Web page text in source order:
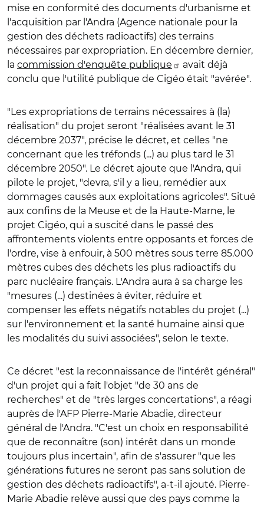
mise en conformité des documents d'urbanisme et
l'acquisition par l'Andra (Agence nationale pour la
gestion des déchets radioactifs) des terrains
nécessaires par expropriation. En décembre dernier,
la commission d'enquête publique
avait déjà
conclu que l'utilité publique de Cigéo était "avérée".
"Les expropriations de terrains nécessaires à (la)
réalisation" du projet seront "réalisées avant le 31
décembre 2037", précise le décret, et celles "ne
concernant que les tréfonds (...) au plus tard le 31
décembre 2050". Le décret ajoute que l'Andra, qui
pilote le projet, "devra, s'il y a lieu, remédier aux
dommages causés aux exploitations agricoles". Situé
aux confins de la Meuse et de la Haute-Marne, le
projet Cigéo, qui a suscité dans le passé des
affrontements violents entre opposants et forces de
l'ordre, vise à enfouir, à 500 mètres sous terre 85.000
mètres cubes des déchets les plus radioactifs du
parc nucléaire français. L'Andra aura à sa charge les
"mesures (...) destinées à éviter, réduire et
compenser les effets négatifs notables du projet (...)
sur l'environnement et la santé humaine ainsi que
les modalités du suivi associées", selon le texte.
Ce décret "est la reconnaissance de l'intérêt général"
d'un projet qui a fait l'objet "de 30 ans de
recherches" et de "très larges concertations", a réagi
auprès de l'AFP Pierre-Marie Abadie, directeur
général de l'Andra. "C'est un choix en responsabilité
que de reconnaître (son) intérêt dans un monde
toujours plus incertain", afin de s'assurer "que les
générations futures ne seront pas sans solution de
gestion des déchets radioactifs", a-t-il ajouté. Pierre-
Marie Abadie relève aussi que des pays comme la